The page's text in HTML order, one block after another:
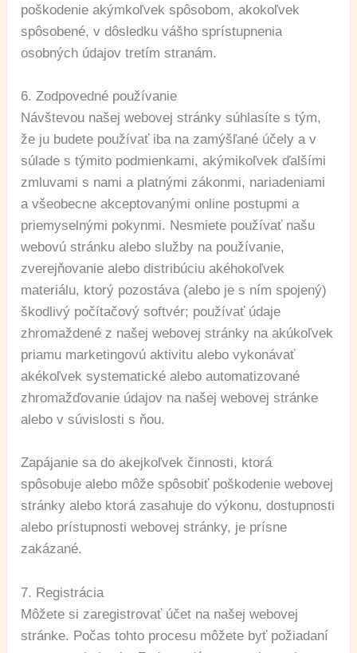
poškodenie akýmkoľvek spôsobom, akokoľvek
spôsobené, v dôsledku vášho sprístupnenia
osobných údajov tretím stranám.
6. Zodpovedné používanie
Návštevou našej webovej stránky súhlasíte s tým,
že ju budete používať iba na zamýšľané účely a v
súlade s týmito podmienkami, akýmikoľvek ďalšími
zmluvami s nami a platnými zákonmi, nariadeniami
a všeobecne akceptovanými online postupmi a
priemyselnými pokynmi. Nesmiete používať našu
webovú stránku alebo služby na používanie,
zverejňovanie alebo distribúciu akéhokoľvek
materiálu, ktorý pozostáva (alebo je s ním spojený)
škodlivý počítačový softvér; používať údaje
zhromaždené z našej webovej stránky na akúkoľvek
priamu marketingovú aktivitu alebo vykonávať
akékoľvek systematické alebo automatizované
zhromažďovanie údajov na našej webovej stránke
alebo v súvislosti s ňou.
Zapájanie sa do akejkoľvek činnosti, ktorá
spôsobuje alebo môže spôsobiť poškodenie webovej
stránky alebo ktorá zasahuje do výkonu, dostupnosti
alebo prístupnosti webovej stránky, je prísne
zakázané.
7. Registrácia
Môžete si zaregistrovať účet na našej webovej
stránke. Počas tohto procesu môžete byť požiadaní